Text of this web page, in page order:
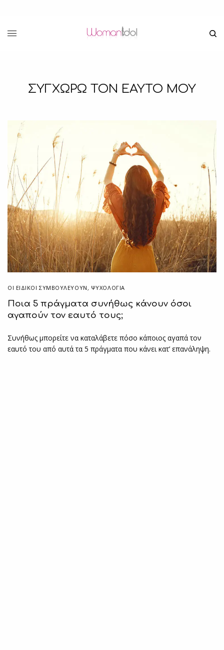
ΣΥΓΧΩΡΩ ΤΟΝ ΕΑΥΤΟ ΜΟΥ
ΟΙ ΕΙΔΙΚΟΊ ΣΥΜΒΟΥΛΕΎΟΥΝ , ΨΥΧΟΛΟΓΙΑ
Ποια 5 πράγματα συνήθως κάνουν όσοι
αγαπούν τον εαυτό τους;
Συνήθως μπορείτε να καταλάβετε πόσο κάποιος αγαπά τον
εαυτό του από αυτά τα 5 πράγματα που κάνει κατ’ επανάληψη.